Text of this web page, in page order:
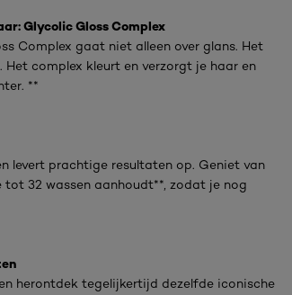
Glycolic Gloss Complex
Complex gaat niet alleen over glans. Het
complex kleurt en verzorgt je haar en
**
levert prachtige resultaten op. Geniet van
tot 32 wassen aanhoudt**, zodat je nog
herontdek tegelijkertijd dezelfde iconische